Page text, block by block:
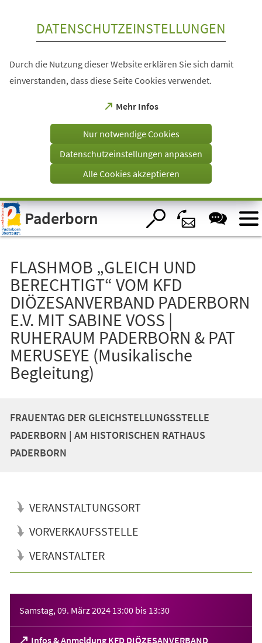
Visuelle
Assistenzsoftware
öffnen.
DATENSCHUTZEINSTELLUNGEN
Durch die Nutzung dieser Website erklären Sie sich damit
einverstanden, dass diese Seite Cookies verwendet.
Mehr Infos
(Öffnet
einem
Tab)
Nur notwendige Cookies
Datenschutzeinstellungen anpassen
Alle Cookies akzeptieren
Paderborn
FLASHMOB „GLEICH UND
BERECHTIGT“ VOM KFD
DIÖZESANVERBAND PADERBORN
E.V. MIT SABINE VOSS |
RUHERAUM PADERBORN & PAT
MERUSEYE (Musikalische
Begleitung)
FRAUENTAG DER GLEICHSTELLUNGSSTELLE
PADERBORN | AM HISTORISCHEN RATHAUS
PADERBORN
VERANSTALTUNGSORT
VORVERKAUFSSTELLE
VERANSTALTER
Samstag, 09. März 2024 13:00 bis 13:30
Infos & Anmeldung KFD DIÖZESANVERBAND